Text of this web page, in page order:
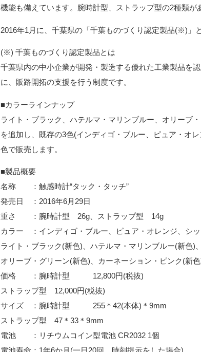
機能も備えています。腕時計型、ストラップ型の2種類が
2016年1月に、千葉県の「千葉ものづくり認定製品(※)」
(※) 千葉ものづくり認定製品とは
千葉県内の中小企業が開発・製造する優れた工業製品を
に、販路開拓の支援を行う制度です。
■カラーラインナップ
ライト・ブラック、ハテルマ・マリンブルー、オリーブ
を追加し、既存の3色(インディゴ・ブルー、ピュア・オ
色で販売します。
■製品概要
名称 ：触感時計“タック・タッチ”
発売日 ：2016年6月29日
重さ ：腕時計型 26g、ストラップ型 14g
カラー ：インディゴ・ブルー、ピュア・オレンジ、シッ
ライト・ブラック(新色)、ハテルマ・マリンブルー(新色)、
オリーブ・グリーン(新色)、カーネーション・ピンク(新
価格 ：腕時計型 12,800円(税抜)
ストラップ型 12,000円(税抜)
サイズ ：腕時計型 255＊42(本体)＊9mm
ストラップ型 47＊33＊9mm
電池 ：リチウムコイン型電池 CR2032 1個